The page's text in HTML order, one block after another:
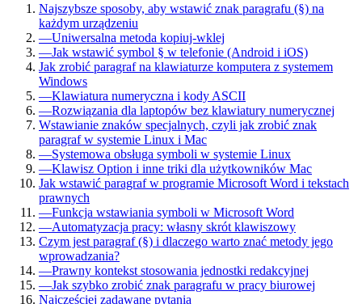
Najszybsze sposoby, aby wstawić znak paragrafu (§) na
każdym urządzeniu
—Uniwersalna metoda kopiuj-wklej
—Jak wstawić symbol § w telefonie (Android i iOS)
Jak zrobić paragraf na klawiaturze komputera z systemem
Windows
—Klawiatura numeryczna i kody ASCII
—Rozwiązania dla laptopów bez klawiatury numerycznej
Wstawianie znaków specjalnych, czyli jak zrobić znak
paragraf w systemie Linux i Mac
—Systemowa obsługa symboli w systemie Linux
—Klawisz Option i inne triki dla użytkowników Mac
Jak wstawić paragraf w programie Microsoft Word i tekstach
prawnych
—Funkcja wstawiania symboli w Microsoft Word
—Automatyzacja pracy: własny skrót klawiszowy
Czym jest paragraf (§) i dlaczego warto znać metody jego
wprowadzania?
—Prawny kontekst stosowania jednostki redakcyjnej
—Jak szybko zrobić znak paragrafu w pracy biurowej
Najczęściej zadawane pytania